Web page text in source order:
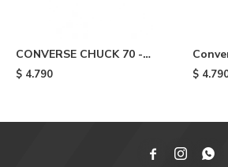
CONVERSE CHUCK 70 -
Green
$ 4.790
Yellow
$
  